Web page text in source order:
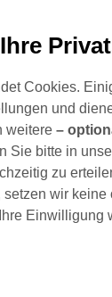
Cookies.
und
weitere –
Sie bitte in
zu
wir
Einwilligung